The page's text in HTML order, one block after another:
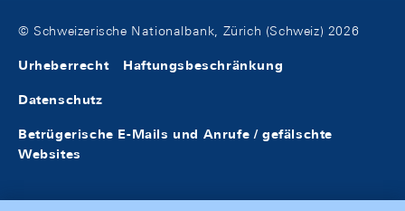
© Schweizerische Nationalbank, Zürich (Schweiz) 2026
Urheberrecht Haftungsbeschränkung
Datenschutz
Betrügerische E-Mails und Anrufe / gefälschte
Websites